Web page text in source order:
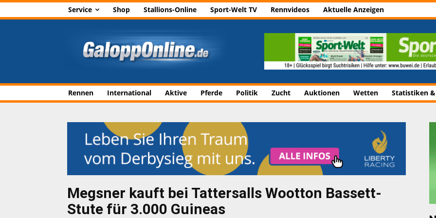
Service Shop Stallions-Online Sport-Welt TV Rennvideos Aktuelle Anzeigen
Rennen International Aktive Pferde Politik Zucht Auktionen Wetten Statistiken
Megsner kauft bei Tattersalls Wootton Bassett-
Stute für 3.000 Guineas